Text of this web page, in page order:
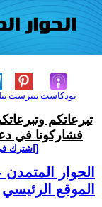
بنترست بودكاست
تبرعاتكم
فشاركونا في
[اشترك
الحوار المتمدن
الموقع الرئيسي